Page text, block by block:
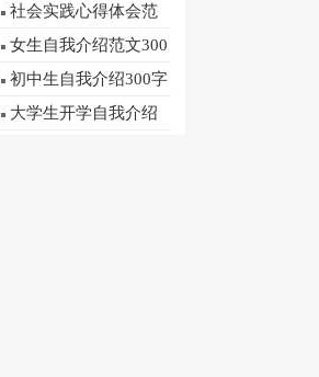
介绍范文300字
社会实践心得体会范
文300字(通用3篇)
女生自我介绍范文300
字初中生自我介绍300字
大学生开学自我介绍